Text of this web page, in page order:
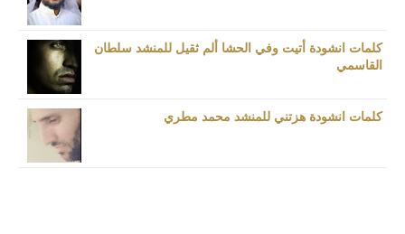
كلمات انشودة أتيت وفي الحشا ألم ثقيل للمنشد سلطان
القاسمي
كلمات انشودة هزتني للمنشد محمد مطري